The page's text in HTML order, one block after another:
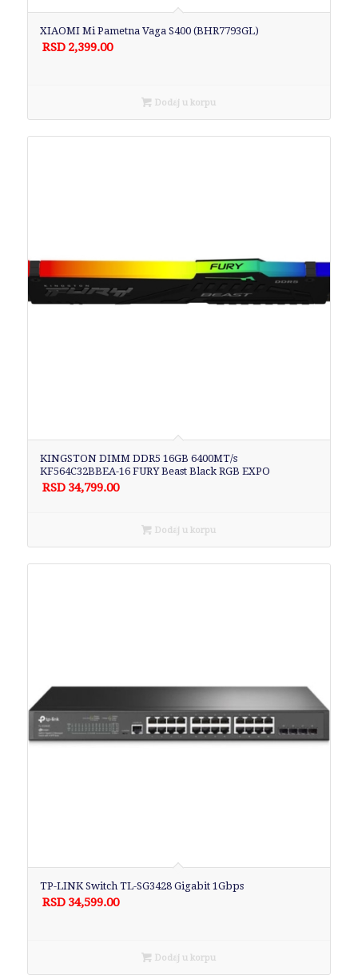
XIAOMI Mi Pametna Vaga S400 (BHR7793GL)
RSD 2,399.00
Dodaj u korpu
KINGSTON DIMM DDR5 16GB 6400MT/s
KF564C32BBEA-16 FURY Beast Black RGB EXPO
RSD 34,799.00
Dodaj u korpu
TP-LINK Switch TL-SG3428 Gigabit 1Gbps
RSD 34,599.00
Dodaj u korpu